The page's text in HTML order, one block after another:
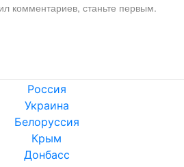
комментариев, станьте первым.
Россия
Украина
Белоруссия
Крым
Донбасс